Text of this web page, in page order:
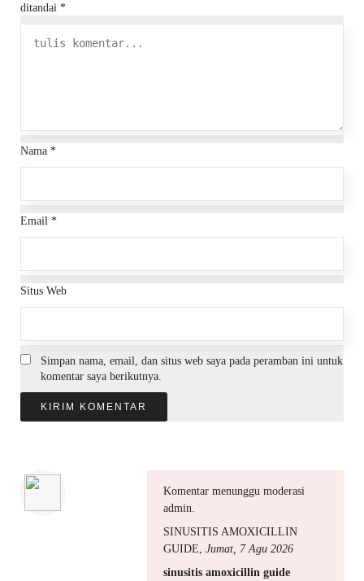
ditandai *
Nama *
Email *
Situs Web
Simpan nama, email, dan situs web saya pada peramban ini untuk
komentar saya berikutnya.
Komentar menunggu moderasi
admin.
SINUSITIS AMOXICILLIN
GUIDE Jumat, 7 Agu 2026
sinusitis amoxicillin guide